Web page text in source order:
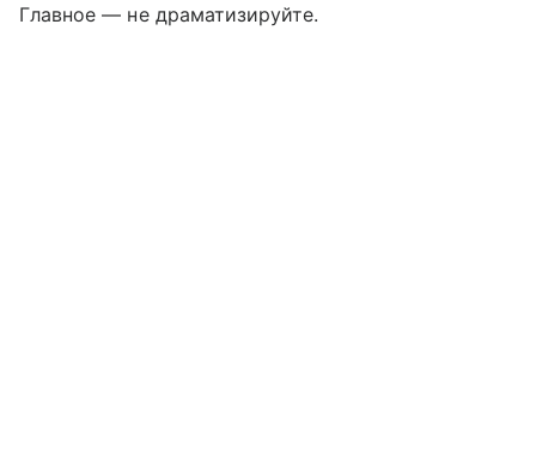
Главное — не драматизируйте.